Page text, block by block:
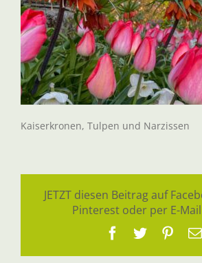
Kaiserkronen, Tulpen und Narzissen
JETZT diesen Beitrag auf
Pinterest oder per E-
Facebook
Twitter